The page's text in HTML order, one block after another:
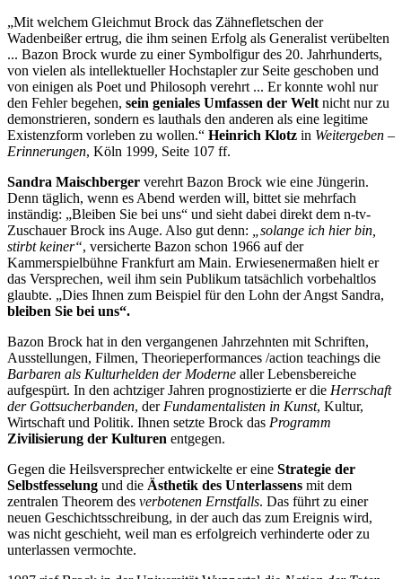
„Mit welchem Gleichmut Brock das Zähnefletschen der
Wadenbeißer ertrug, die ihm seinen Erfolg als Generalist verübelten
... Bazon Brock wurde zu einer Symbolfigur des 20. Jahrhunderts,
von vielen als intellektueller Hochstapler zur Seite geschoben und
von einigen als Poet und Philosoph verehrt ... Er konnte wohl nur
den Fehler begehen, sein geniales Umfassen der Welt nicht nur zu
demonstrieren, sondern es lauthals den anderen als eine legitime
Existenzform vorleben zu wollen.“ Heinrich Klotz in Weitergeben –
Erinnerungen, Köln 1999, Seite 107 ff.
Sandra Maischberger verehrt Bazon Brock wie eine Jüngerin.
Denn täglich, wenn es Abend werden will, bittet sie mehrfach
inständig: „Bleiben Sie bei uns“ und sieht dabei direkt dem n-tv-
Zuschauer Brock ins Auge. Also gut denn:
„solange ich hier bin,
stirbt keiner“, versicherte Bazon schon 1966 auf der
Kammerspielbühne Frankfurt am Main. Erwiesenermaßen hielt er
das Versprechen, weil ihm sein Publikum tatsächlich vorbehaltlos
glaubte. „Dies Ihnen zum Beispiel für den Lohn der Angst Sandra,
bleiben Sie bei uns“.
Bazon Brock hat in den vergangenen Jahrzehnten mit Schriften,
Ausstellungen, Filmen, Theorieperformances /action teachings die
Barbaren als Kulturhelden der Moderne aller Lebensbereiche
aufgespürt. In den achtziger Jahren prognostizierte er die Herrschaft
der Gottsucherbanden, der Fundamentalisten in Kunst, Kultur,
Wirtschaft und Politik. Ihnen setzte Brock das Programm
Zivilisierung der Kulturen entgegen.
Gegen die Heilsversprecher entwickelte er eine Strategie der
Selbstfesselung und die Ästhetik des Unterlassens mit dem
zentralen Theorem des verbotenen Ernstfalls. Das führt zu einer
neuen Geschichtsschreibung, in der auch das zum Ereignis wird,
was nicht geschieht, weil man es erfolgreich verhinderte oder zu
unterlassen vermochte.